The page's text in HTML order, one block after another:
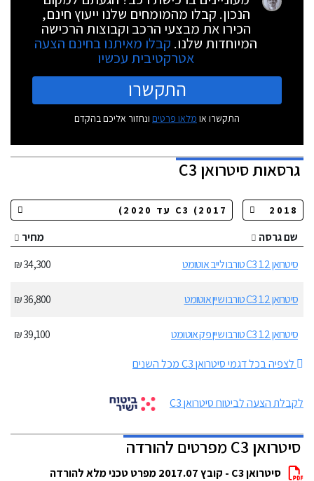
הנכון. קבלו מהמומחים שלנו ייעוץ חינם,
הכירו את מבצעי הרכב וקבוצות הרכישה
המיוחדות שלנו. קבלו מאיתנו בחינם הצעה
אטרקטיבית עכשיו
התקשרו
התקשרו או מלאו פרטים ונחזור אליכם בהקדם
גרסאותסיטרואן C3
שם גרסה
מחיר
סיטרואן C3 1.2 טורבו לייב אוטומט
34,300 ₪
סיטרואן C3 1.2 טורבו שיין אוטומט 36,800 ₪
סיטרואן C3 1.2 טורבו שיין פק אוטומט
39,100 ₪
לצפיה בכל דגמי סיטרואן C3 מכל השנים
לקבלת הצעה לביטוח סיטרואן C3
סיטרואן C3 מפרטים להורדה
סיטרואן C3 - קובץ 2017.07 מפרט טכני מלא להורדה